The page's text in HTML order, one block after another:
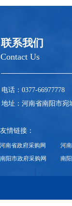
电话： 0377-66977778
地址： 河南省南阳市宛
Contact Us
联系我们
南
南阳市政府采购网
友情链接：
河
河南省政府采购网